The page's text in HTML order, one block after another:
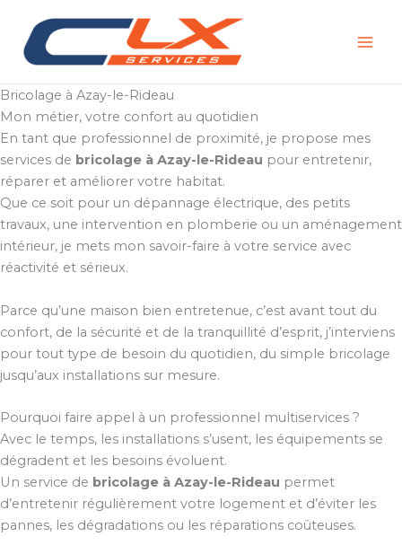
contenu
Bricolage à Azay-le-Rideau
Mon métier, votre confort au quotidien
En tant que professionnel de proximité, je propose mes
services de bricolage à Azay-le-Rideau pour entretenir,
réparer et améliorer votre habitat.
Que ce soit pour un dépannage électrique, des petits
travaux, une intervention en plomberie ou un aménagement
intérieur, je mets mon savoir-faire à votre service avec
réactivité et sérieux.
Parce qu’une maison bien entretenue, c’est avant tout du
confort, de la sécurité et de la tranquillité d’esprit, j’interviens
pour tout type de besoin du quotidien, du simple bricolage
jusqu’aux installations sur mesure.
Pourquoi faire appel à un professionnel multiservices ?
Avec le temps, les installations s’usent, les équipements se
dégradent et les besoins évoluent.
Un service de bricolage à Azay-le-Rideau permet
d’entretenir régulièrement votre logement et d’éviter les
pannes, les dégradations ou les réparations coûteuses.